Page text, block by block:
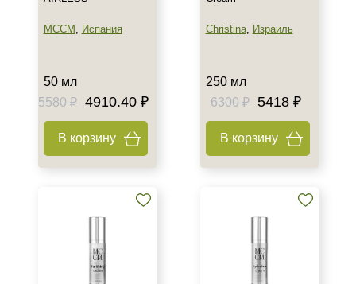
MCCM , Испания
50 мл
5580 ₽ 4910.40 ₽
В корзину
Christina, Израиль
250 мл
6300 ₽
5418 ₽
В корзину